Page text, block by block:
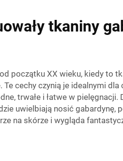
tkaniny
początku XX wieku, kiedy to
Te cechy czynią je idealnymi dla
trwałe i łatwe w pielęgnacji.
uwielbiają nosić gabardynę,
na skórze i wygląda